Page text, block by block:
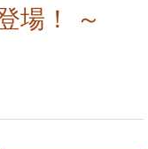
場！ ～